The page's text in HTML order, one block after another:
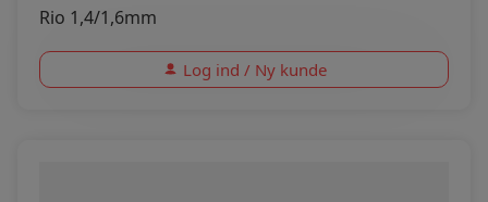
Rio 1,4/1,6mm
Log ind / Ny kunde